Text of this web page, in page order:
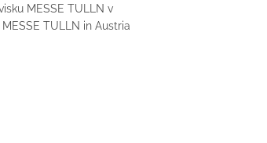
MESSE TULLN v
TULLN in Austria